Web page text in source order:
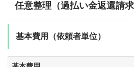
任意整理（過払い金返還請求
基本費用（依頼者単位）